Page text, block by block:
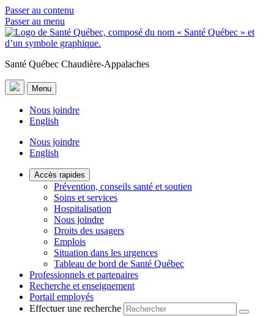
Passer au contenu
Passer au menu
Santé Québec Chaudière-Appalaches
Menu
Nous joindre
English
Nous joindre
English
Accès rapides
Prévention, conseils santé et soutien
Soins et services
Hospitalisation
Nous joindre
Droits des usagers
Emplois
Situation dans les urgences
Tableau de bord de Santé Québec
Professionnels et partenaires
Recherche et enseignement
Portail employés
Effectuer une recherche